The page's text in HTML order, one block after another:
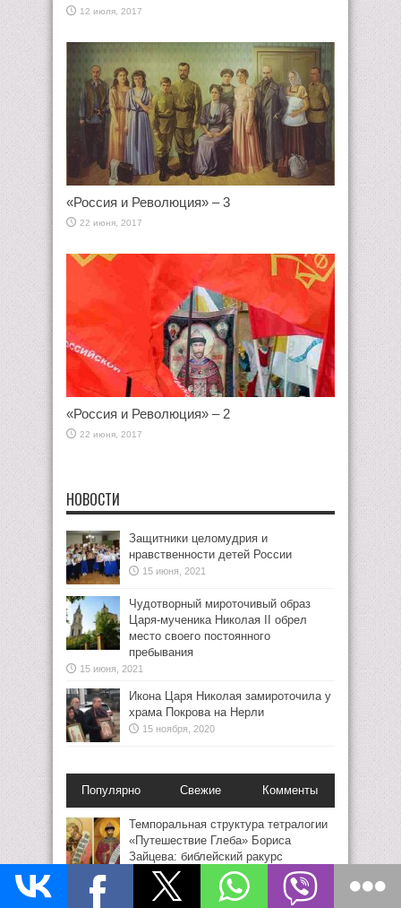
12 июля, 2017
«Россия и Революция» – 3
22 июня, 2017
«Россия и Революция» – 2
22 июня, 2017
НОВОСТИ
Защитники целомудрия и
нравственности детей России
15 июня, 2021
Чудотворный мироточивый образ
Царя-мученика Николая II обрел
место своего постоянного
пребывания
15 июня, 2021
Икона Царя Николая замироточила у
храма Покрова на Нерли
15 ноября, 2020
Популярно Свежие Комменты
Темпоральная структура тетралогии
«Путешествие Глеба» Бориса
Зайцева: библейский ракурс
18 мая, 2023
Николай II кинохроника